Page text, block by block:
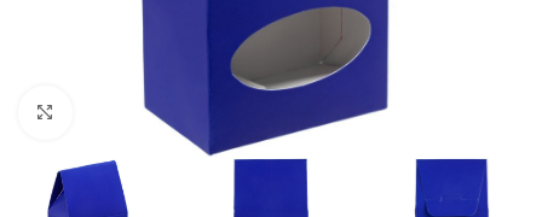
Нажмите, чтобы увеличить